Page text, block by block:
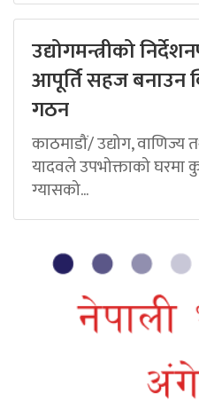
उद्योगमन्त्रीको
आपूर्ति सहज बनाउन
गठन
काठमाडौं/ उद्योग, वाणिज्य
यादवले उपभोक्ताको घरमा
ग्यासको...